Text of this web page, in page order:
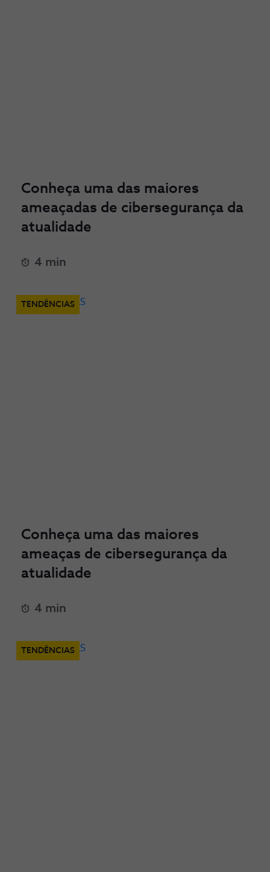
Conheça uma das maiores
ameaçadas de cibersegurança da
atualidade
4 min
TENDÊNCIAS
Conheça uma das maiores
ameaças de cibersegurança da
atualidade
4 min
TENDÊNCIAS